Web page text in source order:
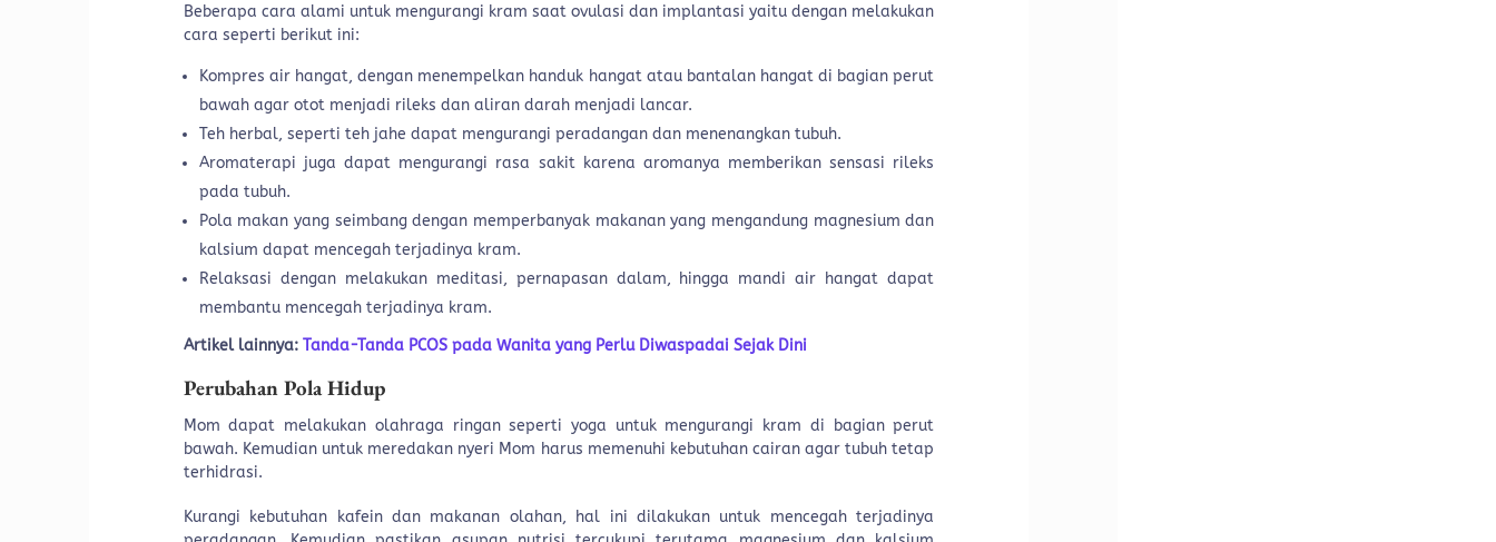
Beberapa cara alami untuk mengurangi kram saat ovulasi dan implantasi yaitu dengan melakukan
cara seperti berikut ini:
Kompres air hangat, dengan menempelkan handuk hangat atau bantalan hangat di bagian perut
bawah agar otot menjadi rileks dan aliran darah menjadi lancar.
Teh herbal, seperti teh jahe dapat mengurangi peradangan dan menenangkan tubuh.
Aromaterapi juga dapat mengurangi rasa sakit karena aromanya memberikan sensasi rileks
pada tubuh.
Pola makan yang seimbang dengan memperbanyak makanan yang mengandung magnesium dan
kalsium dapat mencegah terjadinya kram.
Relaksasi dengan melakukan meditasi, pernapasan dalam, hingga mandi air hangat dapat
membantu mencegah terjadinya kram.
Artikel lainnya: Tanda-Tanda PCOS pada Wanita yang Perlu Diwaspadai Sejak Dini
Perubahan Pola Hidup
Mom dapat melakukan olahraga ringan seperti yoga untuk mengurangi kram di bagian perut
bawah. Kemudian untuk meredakan nyeri Mom harus memenuhi kebutuhan cairan agar tubuh tetap
terhidrasi.
Kurangi kebutuhan kafein dan makanan olahan, hal ini dilakukan untuk mencegah terjadinya